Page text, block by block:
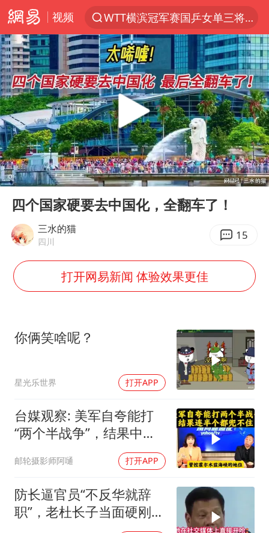
视频
WTT横滨冠军赛国乒女单三将晋级四强
光影经济撬动暑期消费新蓝海
马克·艾伦退出斯诺克中国公开赛
新疆优化调整景区内自驾服务费
上四休三，但降薪1000元，你接受吗？
泰国初中生饮弹自尽前开了26枪
情侣在平潭拍日出时坠崖致一死一伤
全民健身事业高质量发展
茅台部分直营店飞天茅台提价
夏日经济乘“热”而上 消费市场向“新”而行
酒店回应车内过夜被收150元
黄金牛市回来了吗
酒店花洒现排泄物住客索赔遭拒
杭州全市有序停课
乐享全民健身 共筑健康中国
Play
00:00 09:26
四个国家硬要去中国化，全翻车了！
三水的猫
四川 15
打开网易新闻 体验效果更佳
你俩笑啥呢？
星光乐世界 打开APP
台媒观察: 美军自夸能打
“两个半战争”，结果中东
这一仗，连半个都兜不住
邮轮摄影师阿嗵 打开APP
防长逼官员“不反华就辞
职”，老杜长子当面硬刚：